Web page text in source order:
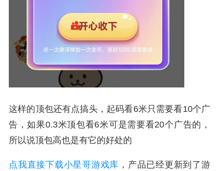
这样的顶包还有点搞头，起码看6米只需要看10个广
告，如果0.3米顶包看6米可是需要看20个广告的，
所以说顶包高也是有它的好处的
点我直接下载小星哥游戏库 ，产品已经更新到了游